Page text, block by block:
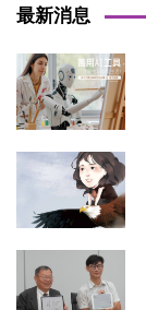
最新消息